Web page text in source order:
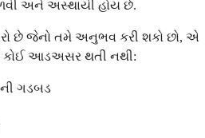
અને અસ્થાયી હોય છે.
છે જેનો તમે અનુભવ કરી શકો છો, એ
કોઈ આડઅસર થતી નથી:
ગડબડ